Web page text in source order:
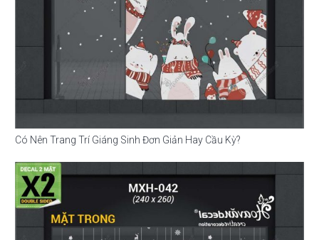
Có Nên Trang Trí Giáng Sinh Đơn Giản Hay Cầu Kỳ?